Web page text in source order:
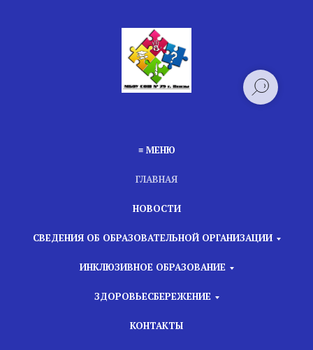
≡ МЕНЮ
ГЛАВНАЯ
НОВОСТИ
СВЕДЕНИЯ ОБ ОБРАЗОВАТЕЛЬНОЙ ОРГАНИЗАЦИИ
ИНКЛЮЗИВНОЕ ОБРАЗОВАНИЕ
ЗДОРОВЬЕСБЕРЕЖЕНИЕ
КОНТАКТЫ